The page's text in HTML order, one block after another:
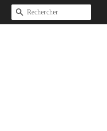
Recherche